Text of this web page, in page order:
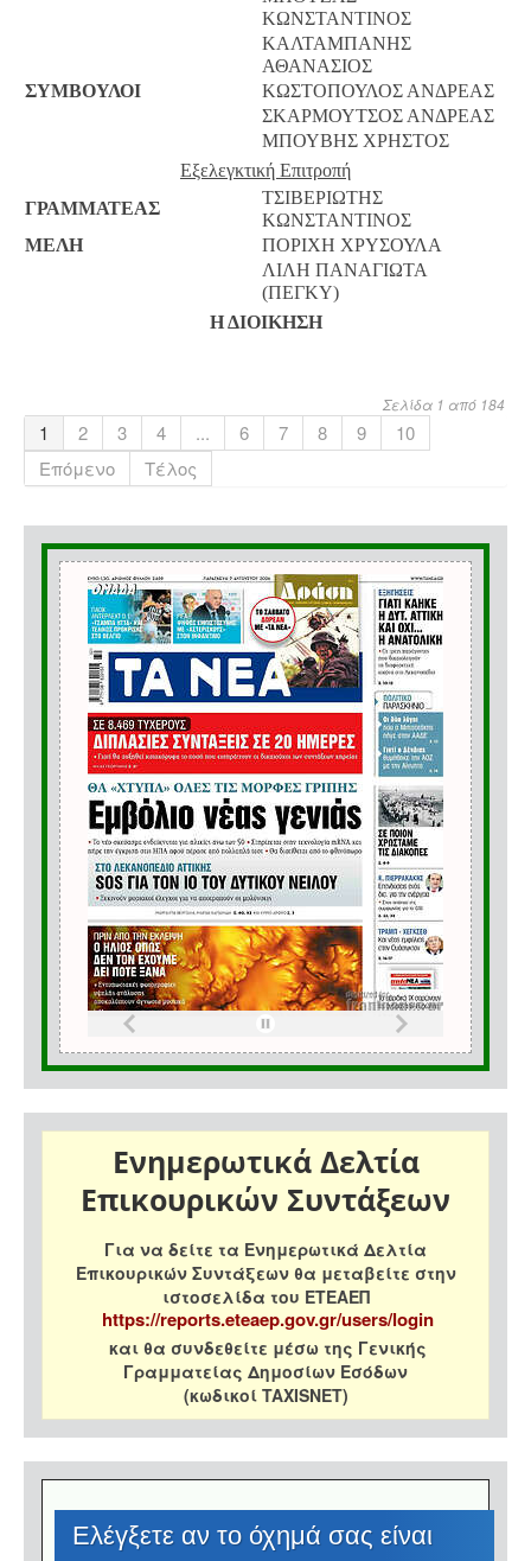
ΚΩΝΣΤΑΝΤΙΝΟΣ
ΚΑΛΤΑΜΠΑΝΗΣ
ΑΘΑΝΑΣΙΟΣ
ΣΥΜΒΟΥΛΟΙ
ΚΩΣΤΟΠΟΥΛΟΣ ΑΝΔΡΕΑΣ
ΣΚΑΡΜΟΥΤΣΟΣ ΑΝΔΡΕΑΣ
ΜΠΟΥΒΗΣ ΧΡΗΣΤΟΣ
Εξελεγκτική Επιτροπή
ΓΡΑΜΜΑΤΕΑΣ
ΤΣΙΒΕΡΙΩΤΗΣ
ΚΩΝΣΤΑΝΤΙΝΟΣ
ΜΕΛΗ
ΠΟΡΙΧΗ ΧΡΥΣΟΥΛΑ
ΛΙΛΗ ΠΑΝΑΓΙΩΤΑ
(ΠΕΓΚΥ)
Η ΔΙΟΙΚΗΣΗ
Σελίδα 1 από 184
1 2 3 4 ... 6 7 8 9
10
Επόμενο
Τέλος
Ενημερωτικά Δελτία
Επικουρικών Συντάξεων
Για να δείτε τα Ενημερωτικά Δελτία
Επικουρικών Συντάξεων θα μεταβείτε στην
ιστοσελίδα του ΕΤΕΑΕΠ
https://reports.eteaep.gov.gr/users/login
και θα συνδεθείτε μέσω της Γενικής
Γραμματείας Δημοσίων Εσόδων
(κωδικοί TAXISNET)
Eλέγξετε αν το όχημά σας είναι